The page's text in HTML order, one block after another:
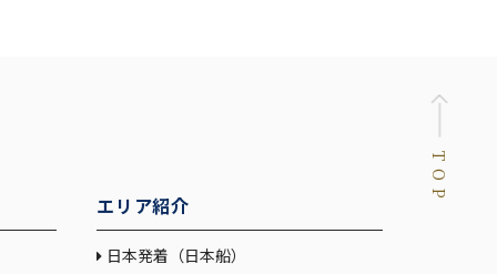
TOP
エリア紹介
日本発着（日本船）